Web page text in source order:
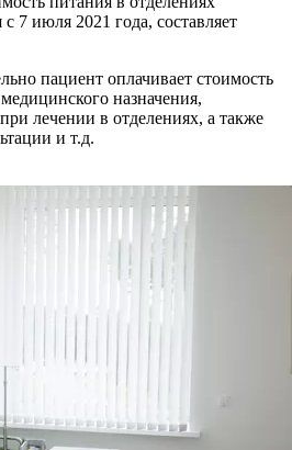
7 июля 2021 года, составляет
пациент оплачивает стоимость
назначения,
лечении в отделениях, а также
и т.д.